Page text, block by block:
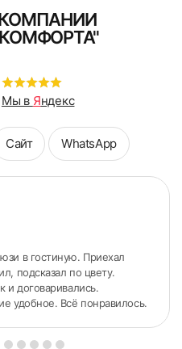
жалюзи
сполитикой об обработке
Мы в Яндекс
Сайт WhatsApp
в гостиную. Приехал
подсказал по цвету.
и договаривались.
удобное. Всё понравилось.